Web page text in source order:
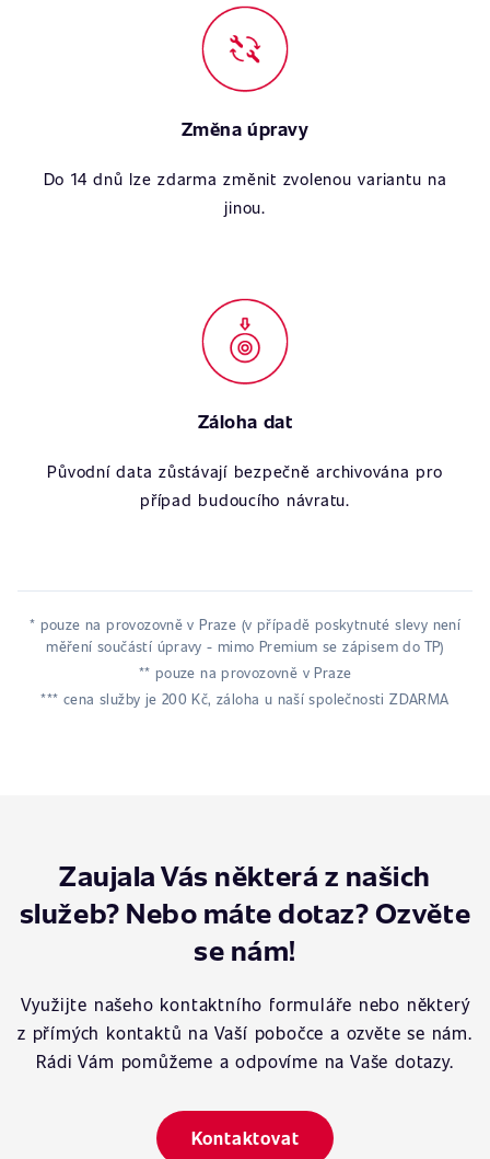
Změna úpravy
Do 14 dnů lze zdarma změnit zvolenou variantu na
jinou.
Záloha dat
Původní data zůstávají bezpečně archivována pro
případ budoucího návratu.
* pouze na provozovně v Praze (v případě poskytnuté slevy není
měření součástí úpravy - mimo Premium se zápisem do TP)
** pouze na provozovně v Praze
*** cena služby je 200 Kč, záloha u naší společnosti ZDARMA
Zaujala Vás některá z našich
služeb? Nebo máte dotaz? Ozvěte
se nám!
Využijte našeho kontaktního formuláře nebo některý
z přímých kontaktů na Vaší pobočce a ozvěte se nám.
Rádi Vám pomůžeme a odpovíme na Vaše dotazy.
Kontaktovat